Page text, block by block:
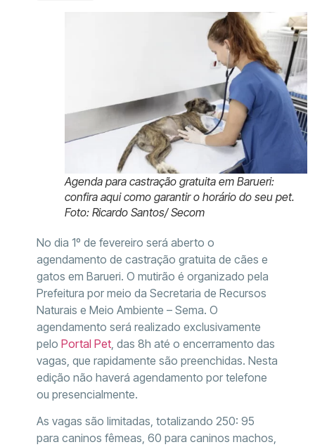
Agenda para castração gratuita em Barueri:
confira aqui como garantir o horário do seu pet.
Foto: Ricardo Santos/ Secom
No dia 1º de fevereiro será aberto o
agendamento de castração gratuita de cães e
gatos em Barueri. O mutirão é organizado pela
Prefeitura por meio da Secretaria de Recursos
Naturais e Meio Ambiente – Sema. O
agendamento será realizado exclusivamente
pelo Portal Pet, das 8h até o encerramento das
vagas, que rapidamente são preenchidas. Nesta
edição não haverá agendamento por telefone
ou presencialmente.
As vagas são limitadas, totalizando 250: 95
para caninos fêmeas, 60 para caninos machos,